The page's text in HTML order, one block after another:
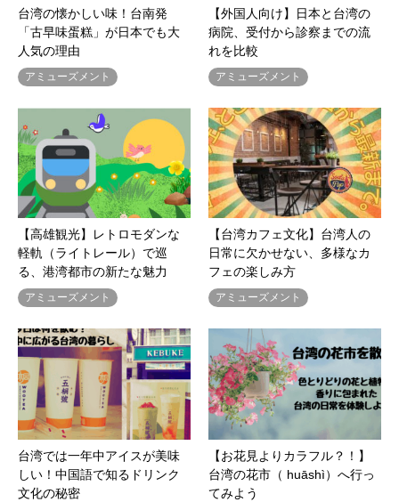
台湾の懐かしい味！台南発
「古早味蛋糕」が日本でも大
人気の理由
アミューズメント
【外国人向け】日本と台湾の
病院、受付から診察までの流
れを比較
アミューズメント
【高雄観光】レトロモダンな
軽軌（ライトレール）で巡
る、港湾都市の新たな魅力
アミューズメント
【台湾カフェ文化】台湾人の
日常に欠かせない、多様なカ
フェの楽しみ方
アミューズメント
台湾では一年中アイスが美味
しい！中国語で知るドリンク
文化の秘密
【お花見よりカラフル？！】
台湾の花市（ huāshì）へ行っ
てみよう